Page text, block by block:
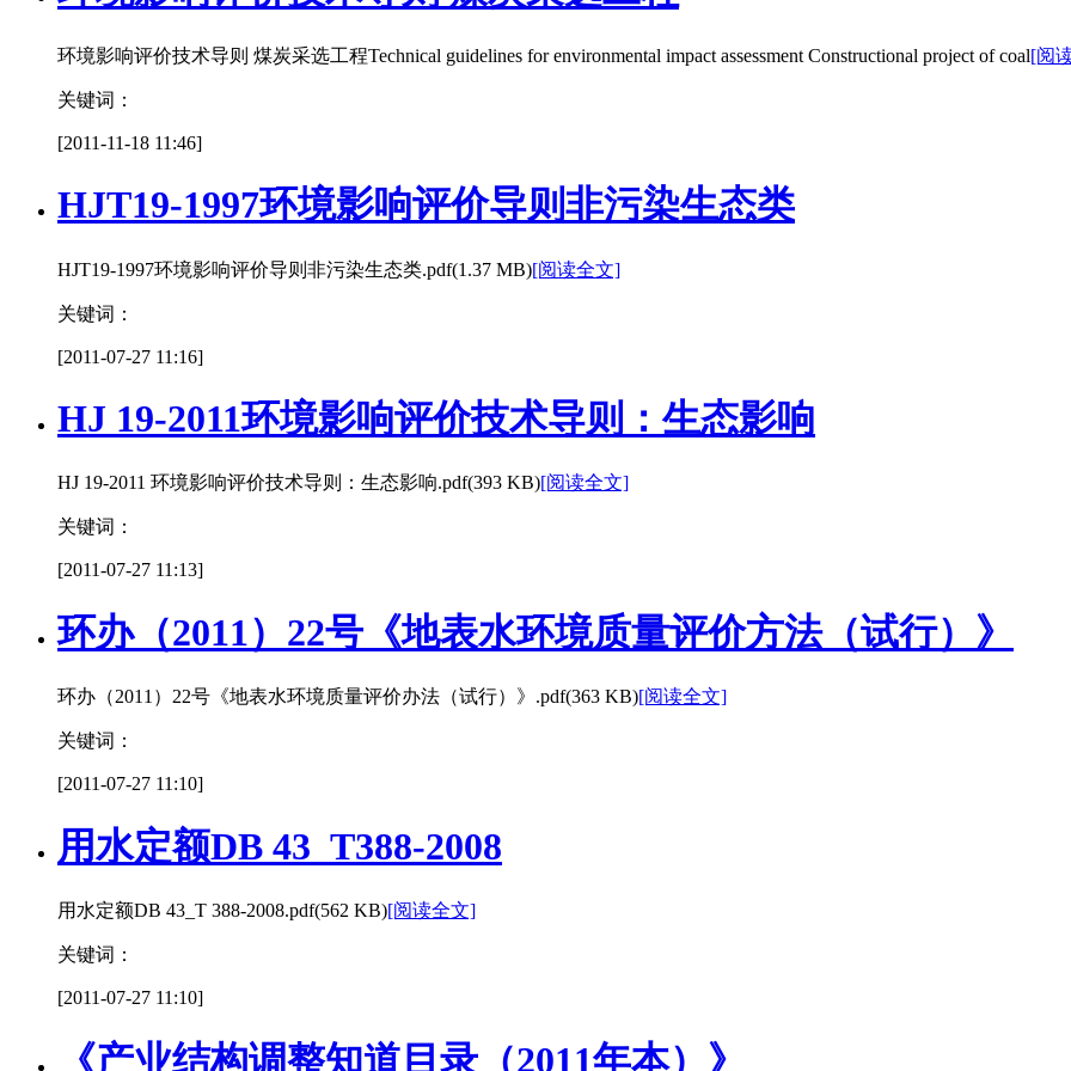
环境影响评价技术导则 煤炭采选工程Technical guidelines for environmental impact assessment Constructional project of coal[阅
关键词：
[2011-11-18 11:46]
HJT19-1997环境影响评价导则非污染生态类
HJT19-1997环境影响评价导则非污染生态类.pdf(1.37 MB)[阅读全文]
关键词：
[2011-07-27 11:16]
HJ 19-2011环境影响评价技术导则：生态影响
HJ 19-2011 环境影响评价技术导则：生态影响.pdf(393 KB)[阅读全文]
关键词：
[2011-07-27 11:13]
环办（2011）22号《地表水环境质量评价方法（试行）》
环办（2011）22号《地表水环境质量评价办法（试行）》.pdf(363 KB)[阅读全文]
关键词：
[2011-07-27 11:10]
用水定额DB 43_T388-2008
用水定额DB 43_T 388-2008.pdf(562 KB)[阅读全文]
关键词：
[2011-07-27 11:10]
《产业结构调整知道目录（2011年本）》